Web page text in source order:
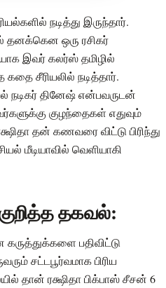
நடித்து இருந்தார்.
தனக்கென ஒரு ரசிகர்
இவர் கலர்ஸ் தமிழில்
சீரியலில் நடித்தார்.
நடிகர் தினேஷ் என்பவருடன்
குழந்தைகள் எதுவும்
தன் கணவரை விட்டு பிரிந்து
மீடியாவில் வெளியாகி
தகவல்:
கருத்துக்களை பதிவிட்டு
சட்டபூர்வமாக பிரிய
தான் ரக்ஷிதா பிக்பாஸ் சீசன் 6